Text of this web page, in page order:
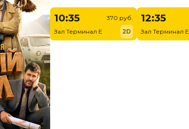
10:35
Зал Терминал E
370 руб.
2D
12:35
Зал Терминал E